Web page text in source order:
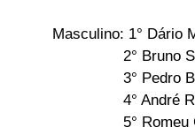
Masculino: 1° Dário